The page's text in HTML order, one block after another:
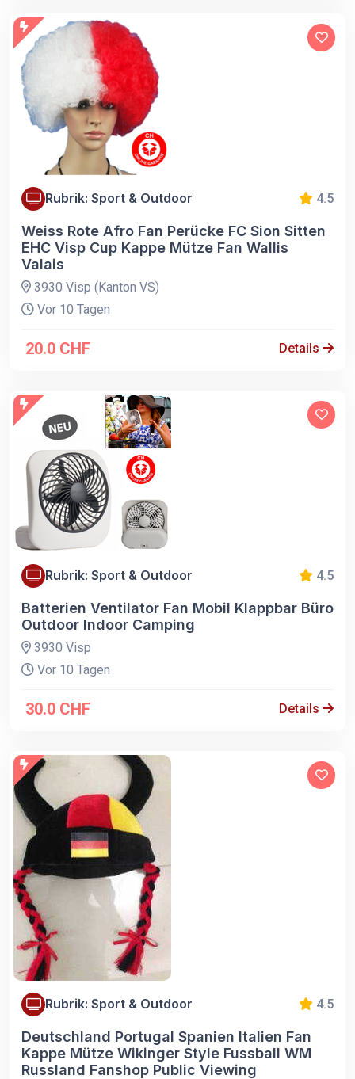
Rubrik: Sport & Outdoor 4.5
Weiss Rote Afro Fan Perücke FC Sion Sitten
EHC Visp Cup Kappe Mütze Fan Wallis
Valais
3930 Visp (Kanton VS)
Vor 10 Tagen
20.0 CHF Details
Rubrik: Sport & Outdoor 4.5
Batterien Ventilator Fan Mobil Klappbar Büro
Outdoor Indoor Camping
3930 Visp
Vor 10 Tagen
30.0 CHF Details
Rubrik: Sport & Outdoor 4.5
Deutschland Portugal Spanien Italien Fan
Kappe Mütze Wikinger Style Fussball WM
Russland Fanshop Public Viewing